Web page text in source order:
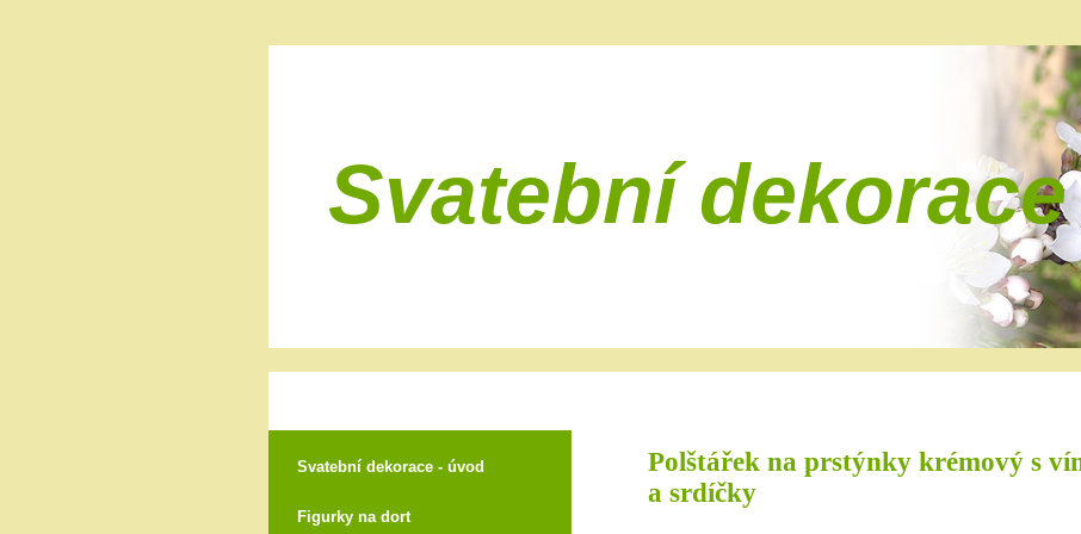
Svatební dekorace
Svatební dekorace - úvod
Figurky na dort
Polštářek na prstýnky krémový s
a srdíčky